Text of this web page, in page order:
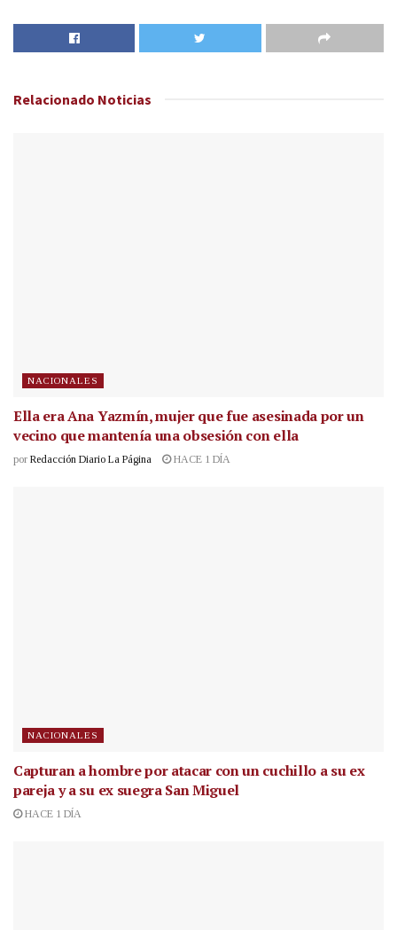
Relacionado Noticias
NACIONALES
Ella era Ana Yazmín, mujer que fue asesinada por un
vecino que mantenía una obsesión con ella
por Redacción Diario La Página HACE 1 DÍA
NACIONALES
Capturan a hombre por atacar con un cuchillo a su ex
pareja y a su ex suegra San Miguel
HACE 1 DÍA